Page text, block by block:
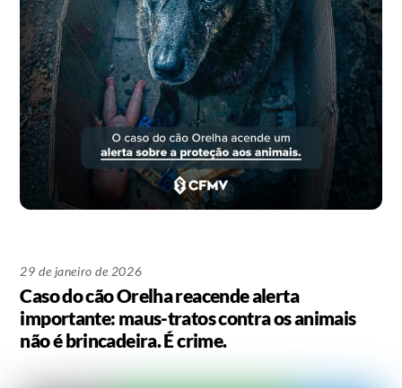
29 de janeiro de 2026
Caso do cão Orelha reacende alerta
importante: maus-tratos contra os animais
não é brincadeira. É crime.